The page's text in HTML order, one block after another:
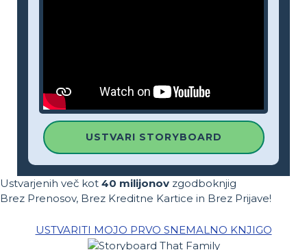
USTVARI STORYBOARD
Ustvarjenih več kot 40 milijonov zgodboknjig
Brez Prenosov, Brez Kreditne Kartice in Brez Prijave!
USTVARITI MOJO PRVO SNEMALNO KNJIGO